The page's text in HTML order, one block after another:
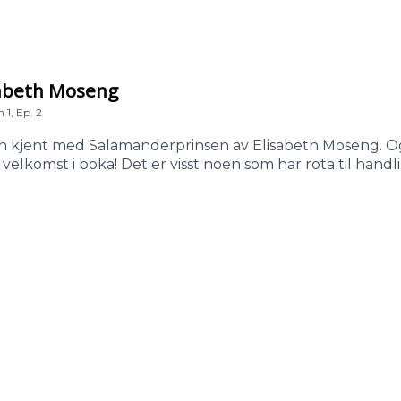
Moseng
1 Ep. 2
kjent med Salamanderprinsen av Elisabeth Moseng.
i boka! Det er visst noen som har rota til
har skrevet og illustrert en rekke bøker for barn,
er en varm og humoristisk roman om
Hauge EinbuMamma: Camilla Kuhn Manus,